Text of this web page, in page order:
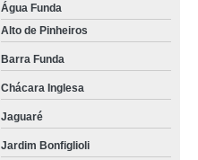
Água Funda
Alto de Pinheiros
Barra Funda
Chácara Inglesa
Jaguaré
Jardim Bonfiglioli